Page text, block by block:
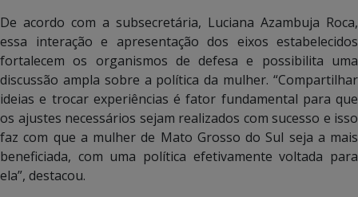
De acordo com a subsecretária, Luciana Azambuja Roca,
essa interação e apresentação dos eixos estabelecidos
fortalecem os organismos de defesa e possibilita uma
discussão ampla sobre a política da mulher. “Compartilhar
ideias e trocar experiências é fator fundamental para que
os ajustes necessários sejam realizados com sucesso e isso
faz com que a mulher de Mato Grosso do Sul seja a mais
beneficiada, com uma política efetivamente voltada para
ela”, destacou.